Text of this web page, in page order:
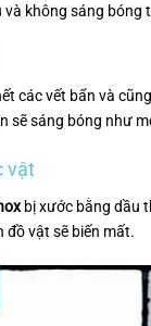
và không sáng bóng
các vết bẩn và
sẽ sáng bóng như
vật
bị xước bằng dầu
đồ vật sẽ biến mất.